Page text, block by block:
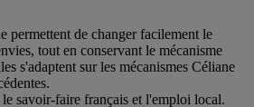
permettent de changer facilement le
tout en conservant le mécanisme
s'adaptent sur les mécanismes Céliane
savoir-faire français et l'emploi local.